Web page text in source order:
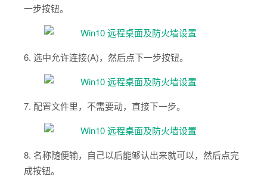
一步按钮。
6. 选中允许连接(A)，然后点下一步按钮。
7. 配置文件里，不需要动，直接下一步。
8. 名称随便输，自己以后能够认出来就可以，然后点完
成按钮。